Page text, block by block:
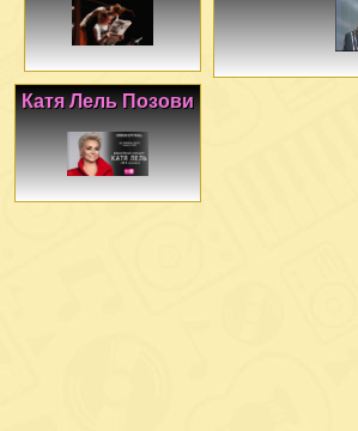
Катя Лель Позови